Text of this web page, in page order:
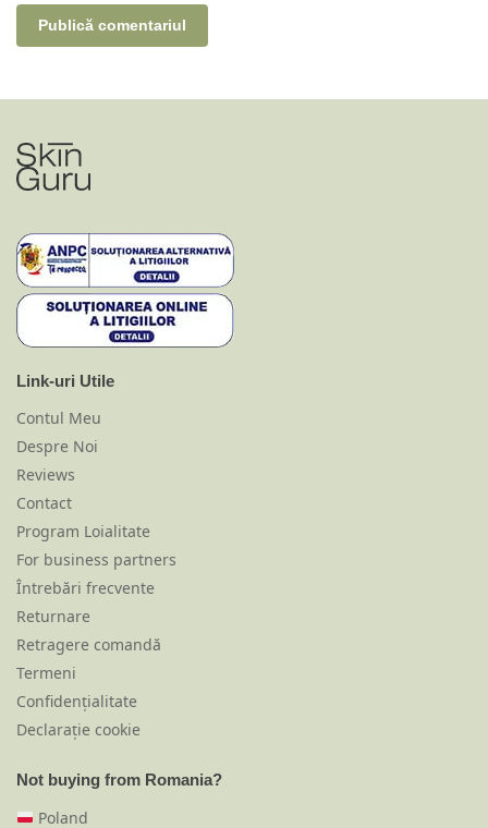
Link-uri Utile
Contul Meu
Despre Noi
Reviews
Contact
Program Loialitate
For business partners
Întrebări frecvente
Returnare
Retragere comandă
Termeni
Confidențialitate
Declarație cookie
Not buying from Romania?
Poland